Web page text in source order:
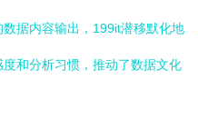
数据内容输出，199it潜移默化地
和分析习惯，推动了数据文化